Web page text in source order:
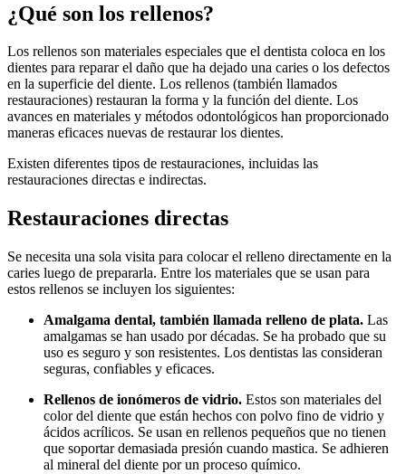
¿Qué son los rellenos?
Los rellenos son materiales especiales que el dentista coloca en los
dientes para reparar el daño que ha dejado una caries o los defectos
en la superficie del diente. Los rellenos (también llamados
restauraciones) restauran la forma y la función del diente. Los
avances en materiales y métodos odontológicos han proporcionado
maneras eficaces nuevas de restaurar los dientes.
Existen diferentes tipos de restauraciones, incluidas las
restauraciones directas e indirectas.
Restauraciones directas
Se necesita una sola visita para colocar el relleno directamente en la
caries luego de prepararla. Entre los materiales que se usan para
estos rellenos se incluyen los siguientes:
Amalgama dental, también llamada relleno de plata. Las
amalgamas se han usado por décadas. Se ha probado que su
uso es seguro y son resistentes. Los dentistas las consideran
seguras, confiables y eficaces.
Rellenos de ionómeros de vidrio. Estos son materiales del
color del diente que están hechos con polvo fino de vidrio y
ácidos acrílicos. Se usan en rellenos pequeños que no tienen
que soportar demasiada presión cuando mastica. Se adhieren
al mineral del diente por un proceso químico.